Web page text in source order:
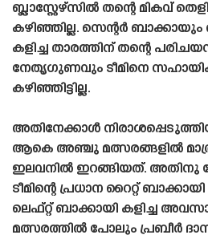
ബ്ലാസ്റ്റേഴ്‌സിൽ തന്റെ മികവ്
കഴിഞ്ഞില്ല. സെന്റർ
കളിച്ച താരത്തിന് തന്റെ
നേതൃഗുണവും ടീമിനെ
കഴിഞ്ഞിട്ടില്ല.
അതിനേക്കാൾ
ആകെ അഞ്ചു മത്സരങ്ങളിൽ
ഇലവനിൽ ഇറങ്ങിയത്. അതിനു
ടീമിന്റെ പ്രധാന റൈറ്റ്
ലെഫ്റ്റ് ബാക്കായി കളിച്ച
മത്സരത്തിൽ പോലും പ്രബീർ